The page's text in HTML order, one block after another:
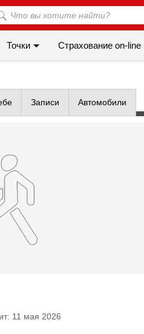
Точки Cтрахование on-line
Записи Автомобили
11 мая 2026